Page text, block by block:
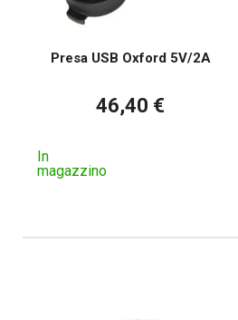
Presa USB Oxford 5V/2A
46,40 €
In
magazzino